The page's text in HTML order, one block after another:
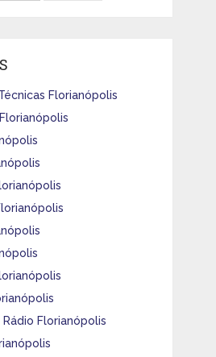
Florianópolis
Rádio Florianópolis